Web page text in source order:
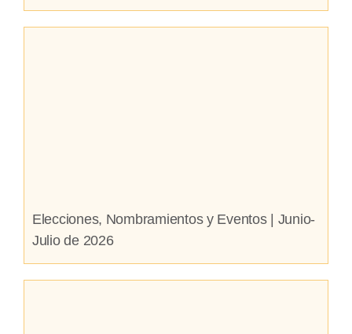
Elecciones, Nombramientos y Eventos | Junio-
Julio de 2026